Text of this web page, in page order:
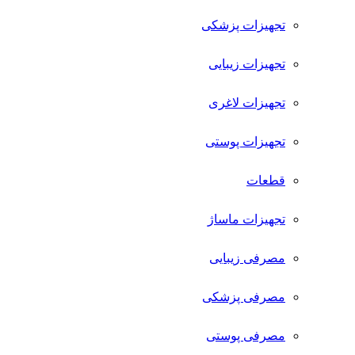
تجهیزات پزشکی
تجهیزات زیبایی
تجهیزات لاغری
تجهیزات پوستی
قطعات
تجهیزات ماساژ
مصرفی زیبایی
مصرفی پزشکی
مصرفی پوستی